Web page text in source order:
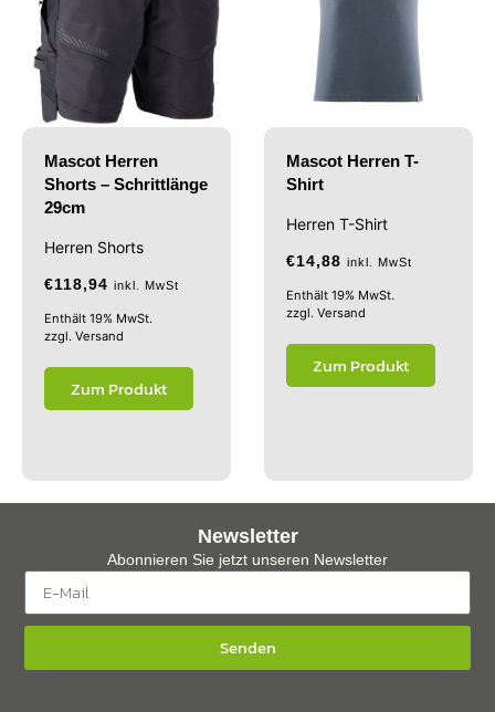
Mascot Herren
Shorts – Schrittlänge
29cm
Herren Shorts
€118,94 inkl. MwSt
Enthält 19% MwSt.
zzgl. Versand
Zum Produkt
Mascot Herren T-
Shirt
Herren T-Shirt
€14,88 inkl. MwSt
Enthält 19% MwSt.
zzgl. Versand
Zum Produkt
Newsletter
Abonnieren Sie jetzt unseren Newsletter
Senden